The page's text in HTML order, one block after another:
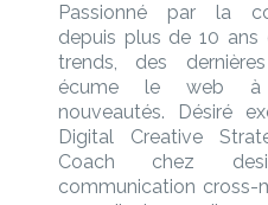
Passionné par la
depuis plus de 10 ans
trends, des
écume le web à
nouveautés.
Désiré
Digital Creative
Coach chez
communication cross-